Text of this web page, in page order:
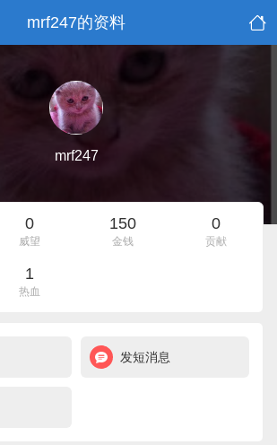
mrf247的资料
mrf247
0
威望
150
金钱
0
贡献
1
热血
发短消息